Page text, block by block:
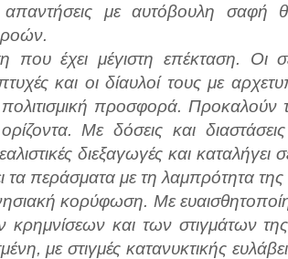
με αυτόβουλη σαφή
που έχει μέγιστη επέκταση. Οι
και οι δίαυλοί τους με
πολιτισμική προσφορά.
Με δόσεις και
διεξαγωγές και καταλήγει
περάσματα με τη λαμπρότητα
κορύφωση. Με
κρημνίσεων και των στιγμάτων
με στιγμές κατανυκτικής